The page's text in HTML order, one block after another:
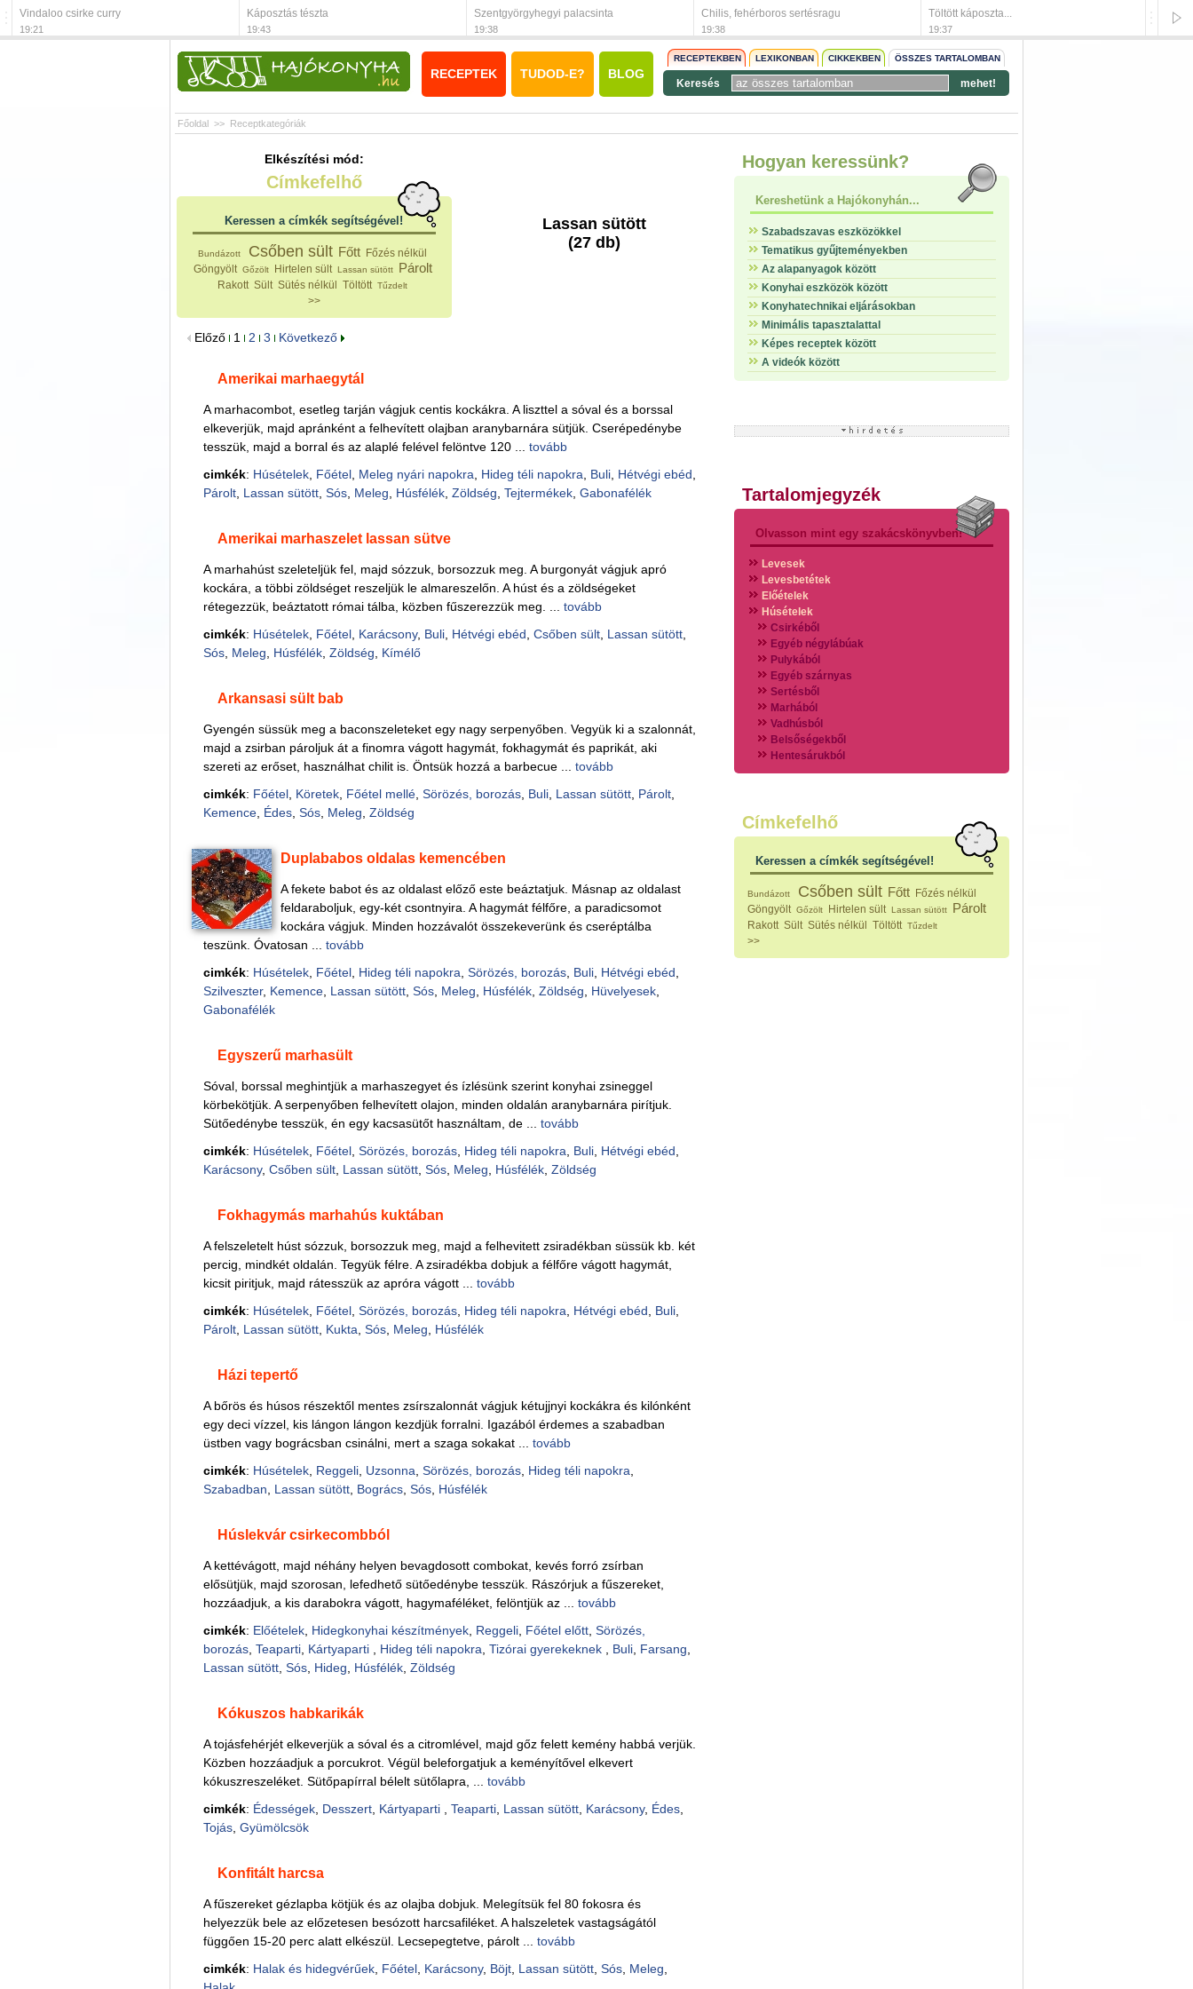
Vindaloo csirke curry
19:21
Káposztás tészta
19:43
Szentgyörgyhegyi palacsinta
19:38
Chilis, fehérboros sertésragu
19:38
Töltött káposzta...
19:37
RECEPTEK TUDOD-E? BLOG
RECEPTEKBEN LEXIKONBAN CIKKEKBEN ÖSSZES TARTALOMBAN
Keresés mehet!
Főoldal >> Receptkategóriák
Elkészítési mód:
Címkefelhő
Keressen a címkék segítségével!
Bundázott Csőben sült Főtt Főzés nélkül
Göngyölt Gőzölt Hirtelen sült Lassan sütött Párolt
Rakott Sült Sütés nélkül Töltött Tűzdelt
>>
Lassan sütött
(27 db)
Előző 1 2 3 Következő
Amerikai marhaegytál
A marhacombot, esetleg tarján vágjuk centis kockákra. A liszttel a sóval és a borssal
elkeverjük, majd apránként a felhevített olajban aranybarnára sütjük. Cserépedénybe
tesszük, majd a borral és az alaplé felével felöntve 120 ... tovább
cimkék: Húsételek, Főétel, Meleg nyári napokra Hideg téli napokra Buli, Hétvégi ebéd
Párolt, Lassan sütött, Sós, Meleg Húsfélék, Zöldség Tejtermékek, Gabonafélék
Amerikai marhaszelet lassan sütve
A marhahúst szeleteljük fel, majd sózzuk, borsozzuk meg. A burgonyát vágjuk apró
kockára, a többi zöldséget reszeljük le almareszelőn. A húst és a zöldségeket
rétegezzük, beáztatott római tálba, közben fűszerezzük meg. ... tovább
cimkék: Húsételek, Főétel, Karácsony, Buli, Hétvégi ebéd Csőben sült, Lassan sütött,
Sós, Meleg Húsfélék, Zöldség Kímélő
Arkansasi sült bab
Gyengén süssük meg a baconszeleteket egy nagy serpenyőben. Vegyük ki a szalonnát,
majd a zsirban pároljuk át a finomra vágott hagymát, fokhagymát és paprikát, aki
szereti az erőset, használhat chilit is. Öntsük hozzá a barbecue ... tovább
cimkék: Főétel, Köretek, Főétel mellé, Sörözés, borozás, Buli, Lassan sütött, Párolt,
Kemence, Édes, Sós, Meleg Zöldség
Duplababos oldalas kemencében
A fekete babot és az oldalast előző este beáztatjuk. Másnap az oldalast
feldaraboljuk, egy-két csontnyira. A hagymát félfőre, a paradicsomot
kockára vágjuk. Minden hozzávalót összekeverünk és cseréptálba
teszünk. Óvatosan ... tovább
cimkék: Húsételek, Főétel, Hideg téli napokra Sörözés, borozás, Buli, Hétvégi ebéd
Szilveszter, Kemence, Lassan sütött, Sós, Meleg Húsfélék, Zöldség Hüvelyesek,
Gabonafélék
Egyszerű marhasült
Sóval, borssal meghintjük a marhaszegyet és ízlésünk szerint konyhai zsineggel
körbekötjük. A serpenyőben felhevített olajon, minden oldalán aranybarnára pirítjuk.
Sütőedénybe tesszük, én egy kacsasütőt használtam, de ... tovább
cimkék: Húsételek, Főétel, Sörözés, borozás, Hideg téli napokra Buli, Hétvégi ebéd
Karácsony, Csőben sült, Lassan sütött, Sós, Meleg Húsfélék, Zöldség
Fokhagymás marhahús kuktában
A felszeletelt húst sózzuk, borsozzuk meg, majd a felhevitett zsiradékban süssük kb. két
percig, mindkét oldalán. Tegyük félre. A zsiradékba dobjuk a félfőre vágott hagymát,
kicsit piritjuk, majd rátesszük az apróra vágott ... tovább
cimkék: Húsételek, Főétel, Sörözés, borozás, Hideg téli napokra Hétvégi ebéd Buli,
Párolt, Lassan sütött, Kukta Sós, Meleg Húsfélék
Házi tepertő
A bőrös és húsos részektől mentes zsírszalonnát vágjuk kétujjnyi kockákra és kilónként
egy deci vízzel, kis lángon lángon kezdjük forralni. Igazából érdemes a szabadban
üstben vagy bográcsban csinálni, mert a szaga sokakat ... tovább
cimkék: Húsételek, Reggeli, Uzsonna Sörözés, borozás, Hideg téli napokra
Szabadban
Lassan sütött, Bogrács, Sós, Húsfélék
Húslekvár csirkecombból
A kettévágott, majd néhány helyen bevagdosott combokat, kevés forró zsírban
elősütjük, majd szorosan, lefedhető sütőedénybe tesszük. Rászórjuk a fűszereket,
hozzáadjuk, a kis darabokra vágott, hagymaféléket, felöntjük az ... tovább
cimkék: Előételek, Hidegkonyhai készítmények, Reggeli, Főétel előtt, Sörözés,
borozás, Teaparti, Kártyaparti Hideg téli napokra Tizórai gyerekeknek Buli, Farsang
Lassan sütött, Sós, Hideg Húsfélék, Zöldség
Kókuszos habkarikák
A tojásfehérjét elkeverjük a sóval és a citromlével, majd gőz felett kemény habbá verjük.
Közben hozzáadjuk a porcukrot. Végül beleforgatjuk a keményítővel elkevert
kókuszreszeléket. Sütőpapírral bélelt sütőlapra, ... tovább
cimkék: Édességek, Desszert, Kártyaparti Teaparti, Lassan sütött, Karácsony, Édes,
Tojás, Gyümölcsök
Konfitált harcsa
A fűszereket gézlapba kötjük és az olajba dobjuk. Melegítsük fel 80 fokosra és
helyezzük bele az előzetesen besózott harcsafiléket. A halszeletek vastagságától
függően 15-20 perc alatt elkészül. Lecsepegtetve, párolt ... tovább
cimkék: Halak és hidegvérűek, Főétel, Karácsony, Böjt, Lassan sütött, Sós, Meleg
Hogyan keressünk?
Kereshetünk a Hajókonyhán...
Szabadszavas eszközökkel
Tematikus gyűjteményekben
Az alapanyagok között
Konyhai eszközök között
Konyhatechnikai eljárásokban
Minimális tapasztalattal
Képes receptek között
A videók között
Tartalomjegyzék
Olvasson mint egy szakácskönyvben!
Levesek
Levesbetétek
Előételek
Húsételek
Csirkéből
Egyéb négylábúak
Pulykából
Egyéb szárnyas
Sertésből
Marhából
Vadhúsból
Belsőségekből
Hentesárukból
Vadszárnyasokból
Halak
Hidegvérűek
Klasszikus főzelékek
Hústalan feltétek
Zöldséges ételek
Saláták
Hidegkonyhai készítmények
Címkefelhő
Keressen a címkék segítségével!
Bundázott Csőben sült Főtt Főzés nélkül
Göngyölt Gőzölt Hirtelen sült Lassan sütött Párolt
Rakott Sült Sütés nélkül Töltött Tűzdelt
>>